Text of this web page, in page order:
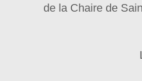
de la Chaire de